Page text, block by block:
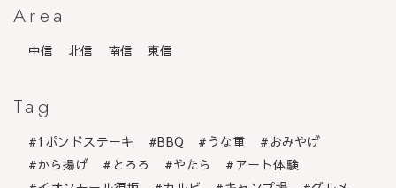
Area
中信 北信 南信 東信
Tag
1ポンドステーキ BBQ うな重
おみやげ
から揚げ
とろろ やたら
アート体験